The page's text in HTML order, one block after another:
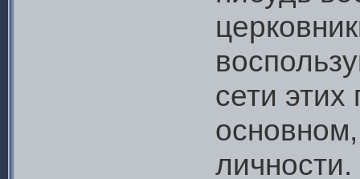
сети
личности.